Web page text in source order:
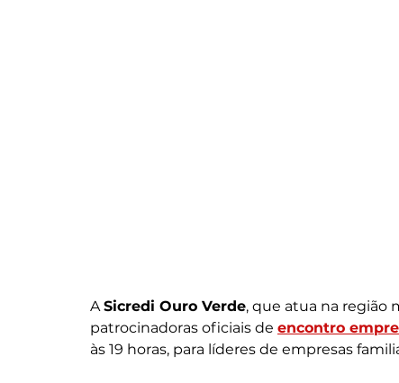
A Sicredi Ouro Verde, que atua na região
patrocinadoras oficiais de encontro
às 19 horas, para líderes de empresas